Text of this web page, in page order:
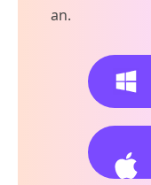
an.